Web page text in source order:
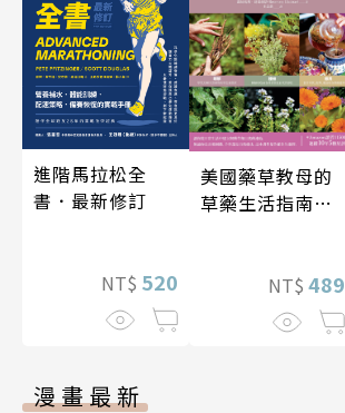
進階馬拉松全
書．最新修訂
NT$ 520
美國藥草教母的
草藥生活指南
NT$ 489
漫畫最新